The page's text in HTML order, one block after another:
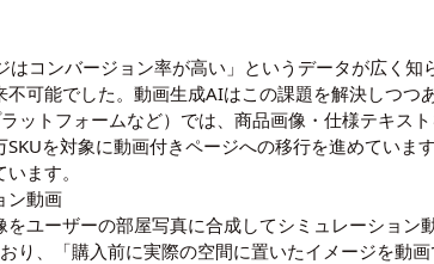
はコンバージョン率が高い」というデータが広く
可能でした。動画生成AIはこの課題を解決しつつあ
ットフォームなど）では、商品画像・仕様テキス
を対象に動画付きページへの移行を進めていま
ます。
ン動画
ユーザーの部屋写真に合成してシミュレーショ
り、「購入前に実際の空間に置いたイメージを動